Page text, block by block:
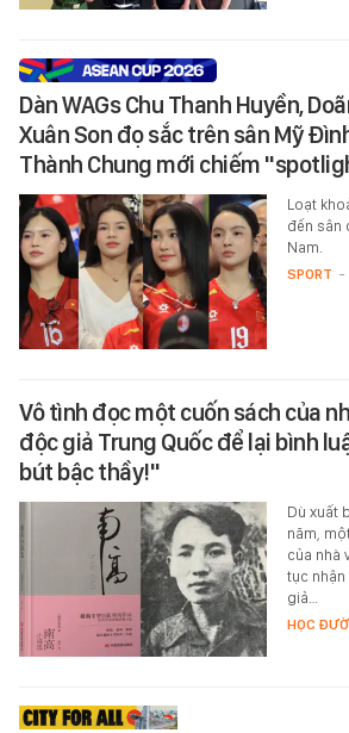
Dàn WAGs Chu Thanh Huyền,
Xuân Son đọ sắc trên sân Mỹ
Thành Chung mới chiếm
Loạt
đến sân
Nam.
SPORT -
Vô tình đọc một cuốn sách của
độc giả Trung Quốc để lại bình
bút bậc thầy!"
Dù xuất
năm,
của nhà
tục
giả…
HỌC